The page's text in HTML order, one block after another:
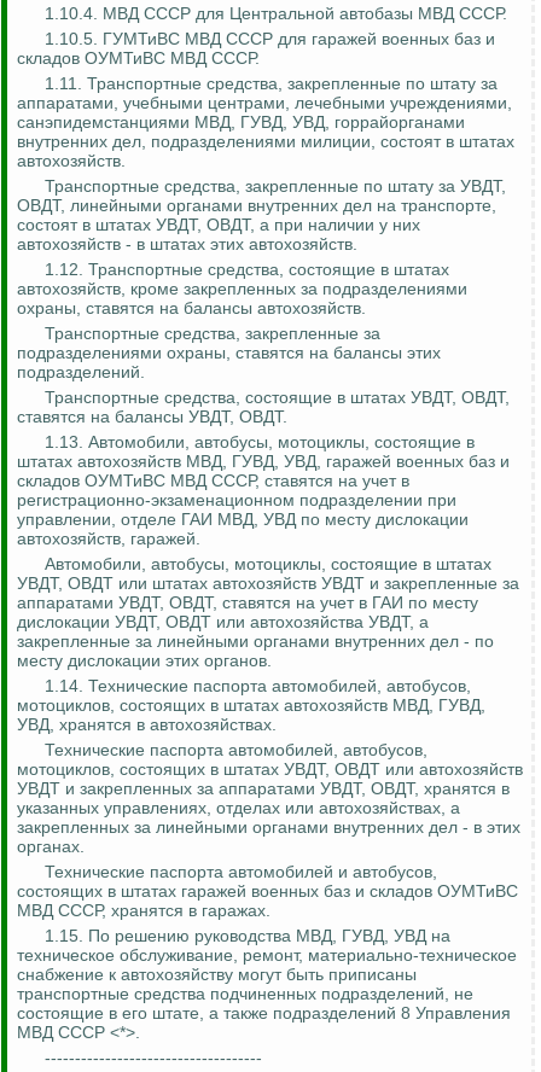
1.10.4. МВД СССР для Центральной автобазы МВД СССР.
1.10.5. ГУМТиВС МВД СССР для гаражей военных баз и
складов ОУМТиВС МВД СССР.
1.11. Транспортные средства, закрепленные по штату за
аппаратами, учебными центрами, лечебными учреждениями,
санэпидемстанциями МВД, ГУВД, УВД, горрайорганами
внутренних дел, подразделениями милиции, состоят в штатах
автохозяйств.
Транспортные средства, закрепленные по штату за УВДТ,
ОВДТ, линейными органами внутренних дел на транспорте,
состоят в штатах УВДТ, ОВДТ, а при наличии у них
автохозяйств - в штатах этих автохозяйств.
1.12. Транспортные средства, состоящие в штатах
автохозяйств, кроме закрепленных за подразделениями
охраны, ставятся на балансы автохозяйств.
Транспортные средства, закрепленные за
подразделениями охраны, ставятся на балансы этих
подразделений.
Транспортные средства, состоящие в штатах УВДТ, ОВДТ,
ставятся на балансы УВДТ, ОВДТ.
1.13. Автомобили, автобусы, мотоциклы, состоящие в
штатах автохозяйств МВД, ГУВД, УВД, гаражей военных баз и
складов ОУМТиВС МВД СССР, ставятся на учет в
регистрационно-экзаменационном подразделении при
управлении, отделе ГАИ МВД, УВД по месту дислокации
автохозяйств, гаражей.
Автомобили, автобусы, мотоциклы, состоящие в штатах
УВДТ, ОВДТ или штатах автохозяйств УВДТ и закрепленные за
аппаратами УВДТ, ОВДТ, ставятся на учет в ГАИ по месту
дислокации УВДТ, ОВДТ или автохозяйства УВДТ, а
закрепленные за линейными органами внутренних дел - по
месту дислокации этих органов.
1.14. Технические паспорта автомобилей, автобусов,
мотоциклов, состоящих в штатах автохозяйств МВД, ГУВД,
УВД, хранятся в автохозяйствах.
Технические паспорта автомобилей, автобусов,
мотоциклов, состоящих в штатах УВДТ, ОВДТ или автохозяйств
УВДТ и закрепленных за аппаратами УВДТ, ОВДТ, хранятся в
указанных управлениях, отделах или автохозяйствах, а
закрепленных за линейными органами внутренних дел - в этих
органах.
Технические паспорта автомобилей и автобусов,
состоящих в штатах гаражей военных баз и складов ОУМТиВС
МВД СССР, хранятся в гаражах.
1.15. По решению руководства МВД, ГУВД, УВД на
техническое обслуживание, ремонт, материально-техническое
снабжение к автохозяйству могут быть приписаны
транспортные средства подчиненных подразделений, не
состоящие в его штате, а также подразделений 8 Управления
МВД СССР <*>.
------------------------------------